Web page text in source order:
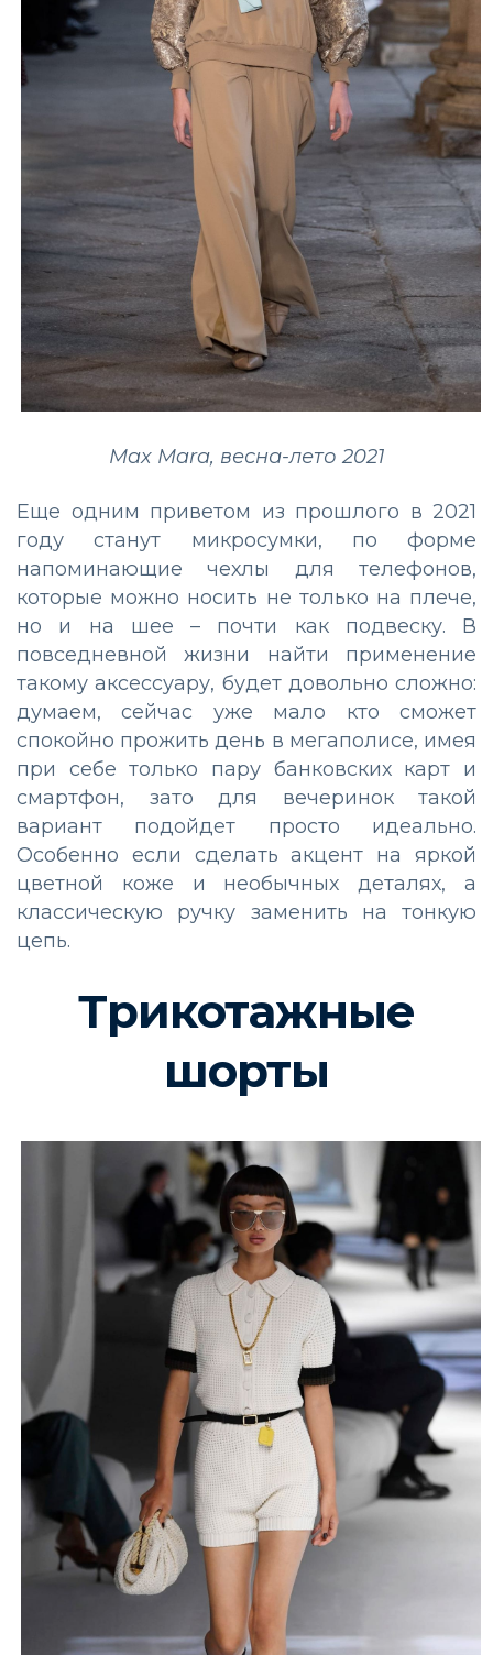
Max Mara, весна-лето 2021
Еще одним приветом из прошлого в 2021
году станут микросумки, по форме
напоминающие чехлы для телефонов,
которые можно носить не только на плече,
но и на шее – почти как подвеску. В
повседневной жизни найти применение
такому аксессуару, будет довольно сложно:
думаем, сейчас уже мало кто сможет
спокойно прожить день в мегаполисе, имея
при себе только пару банковских карт и
смартфон, зато для вечеринок такой
вариант подойдет просто идеально.
Особенно если сделать акцент на яркой
цветной коже и необычных деталях, а
классическую ручку заменить на тонкую
цепь.
Трикотажные
шорты